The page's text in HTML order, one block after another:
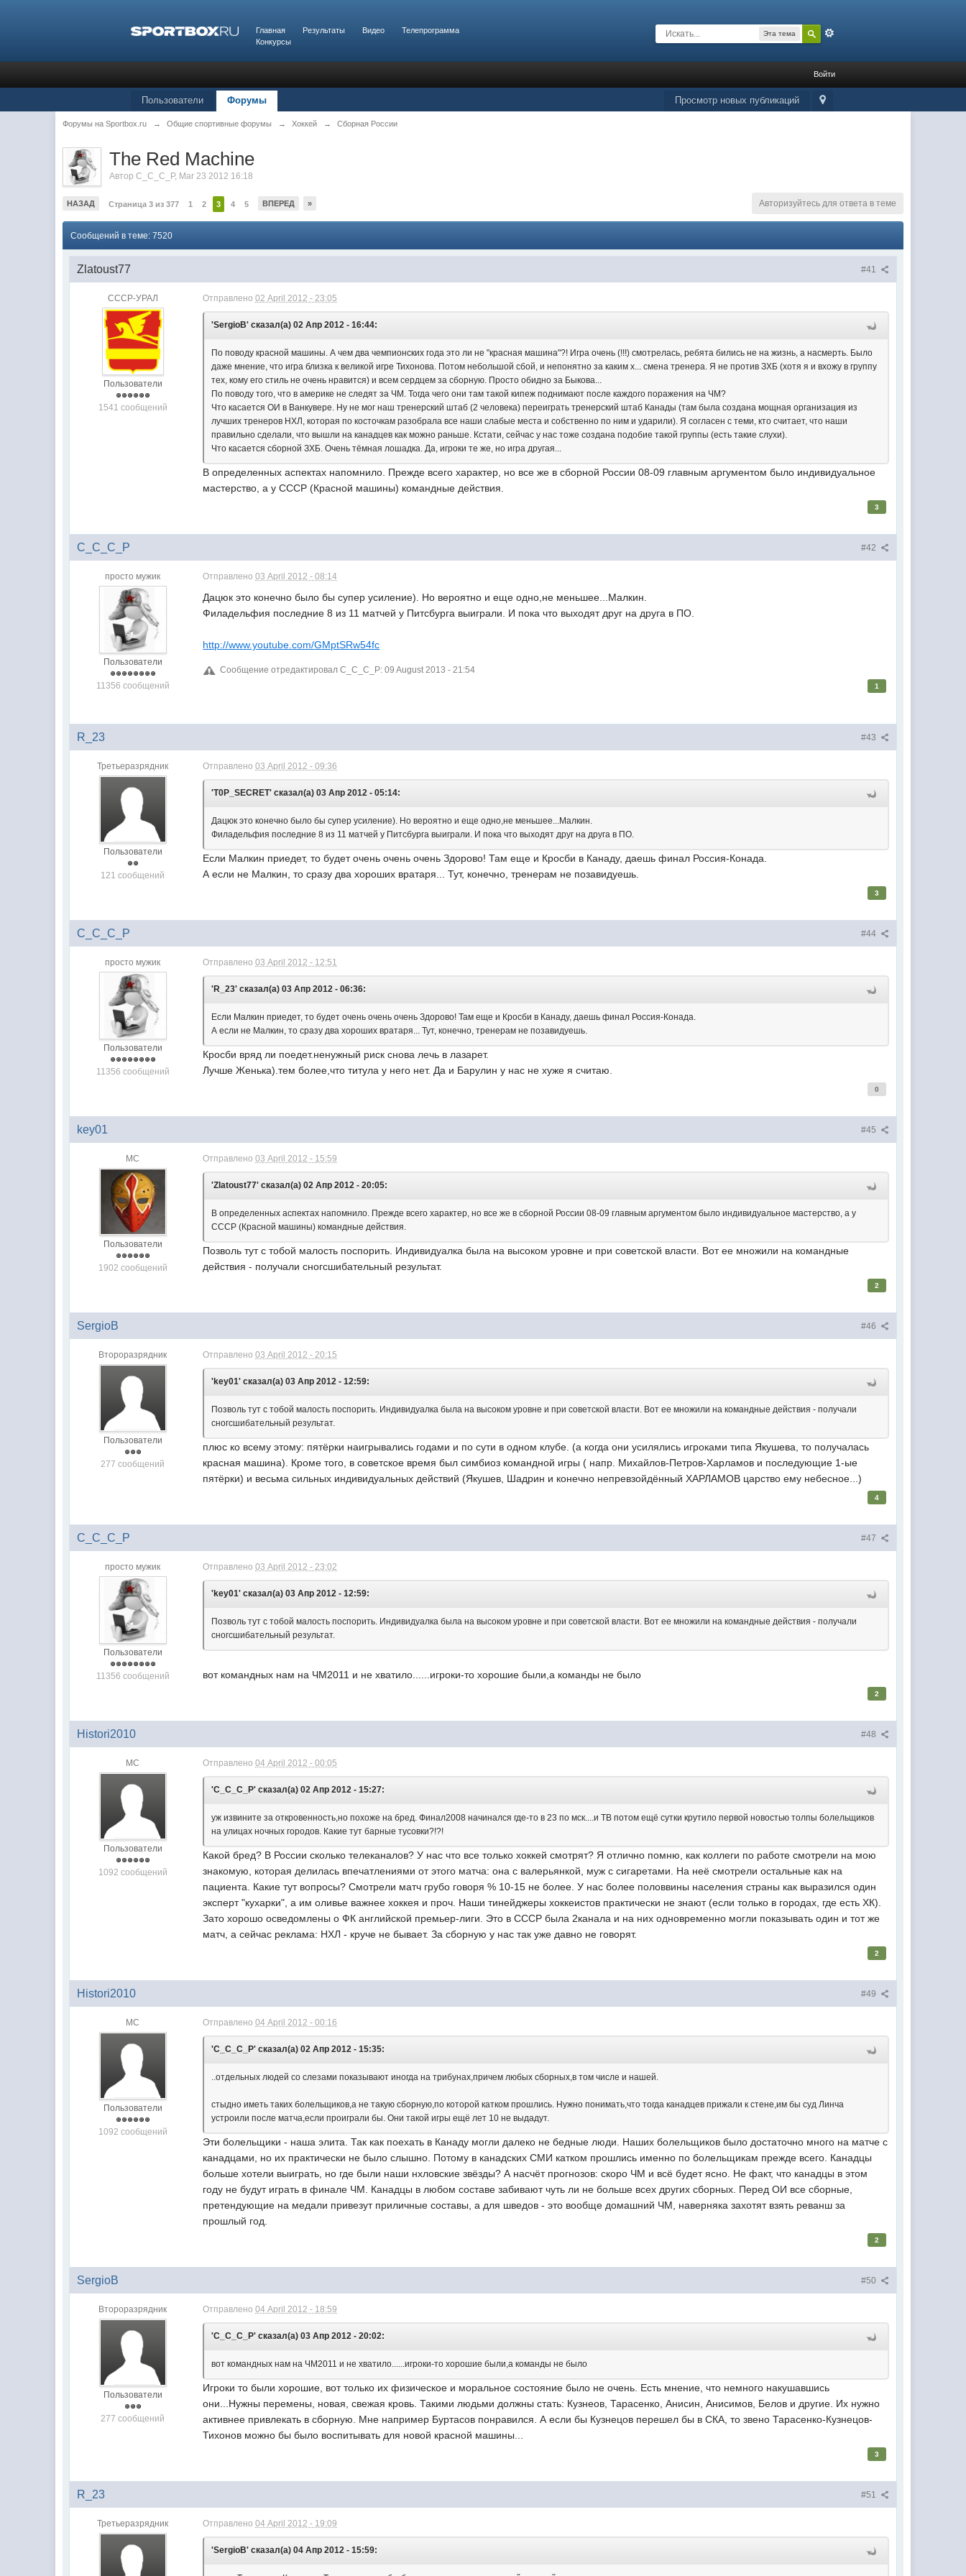
Главная Результаты Видео
Телепрограмма
Конкурсы
Эта тема
Войти
Просмотр новых публикаций
Пользователи Форумы
Форумы на Sportbox.ru → Общие спортивные форумы → Хоккей → Сборная России
The Red Machine
АвторC_C_C_P, Mar 23 2012 16:18
НАЗАД Страница 3 из 377 1 2 3 4 5 ВПЕРЕД » Авторизуйтесь для ответа в теме
Сообщений в теме: 7520
#41
Zlatoust77
СССР-УРАЛ
Пользователи
1541 сообщений
Отправлено02 April 2012 - 23:05
'SergioB' сказал(а) 02 Апр 2012 - 16:44:
По поводу красной машины. А чем два чемпионских года это ли не "красная машина"?! Игра очень (!!!) смотрелась, ребята бились не на жизнь, а насмерть. Было
даже мнение, что игра близка к великой игре Тихонова. Потом небольшой сбой, и непонятно за каким х... смена тренера. Я не против ЗХБ (хотя я и вхожу в группу
тех, кому его стиль не очень нравится) и всем сердцем за сборную. Просто обидно за Быкова...
По поводу того, что в америке не следят за ЧМ. Тогда чего они там такой кипеж поднимают после каждого поражения на ЧМ?
Что касается ОИ в Ванкувере. Ну не мог наш тренерский штаб (2 человека) переиграть тренерский штаб Канады (там была создана мощная организация из
лучших тренеров НХЛ, которая по косточкам разобрала все наши слабые места и собственно по ним и ударили). Я согласен с теми, кто считает, что наши
правильно сделали, что вышли на канадцев как можно раньше. Кстати, сейчас у нас тоже создана подобие такой группы (есть такие слухи).
Что касается сборной ЗХБ. Очень тёмная лошадка. Да, игроки те же, но игра другая...
В определенных аспектах напомнило. Прежде всего характер, но все же в сборной России 08-09 главным аргументом было индивидуальное
мастерство, а у СССР (Красной машины) командные действия.
3
#42
C_C_C_P
просто мужик
Пользователи
11356 сообщений
Отправлено03 April 2012 - 08:14
Дацюк это конечно было бы супер усиление). Но вероятно и еще одно,не меньшее...Малкин.
Филадельфия последние 8 из 11 матчей у Питсбурга выиграли. И пока что выходят друг на друга в ПО.
http://www.youtube.com/GMptSRw54fc
Сообщение отредактировал C_C_C_P: 09 August 2013 - 21:54
1
#43
R_23
Третьеразрядник
Пользователи
121 сообщений
Отправлено03 April 2012 - 09:36
'T0P_SECRET' сказал(а) 03 Апр 2012 - 05:14:
Дацюк это конечно было бы супер усиление). Но вероятно и еще одно,не меньшее...Малкин.
Филадельфия последние 8 из 11 матчей у Питсбурга выиграли. И пока что выходят друг на друга в ПО.
Если Малкин приедет, то будет очень очень очень Здорово! Там еще и Кросби в Канаду, даешь финал Россия-Конада.
А если не Малкин, то сразу два хороших вратаря... Тут, конечно, тренерам не позавидуешь.
3
#44
C_C_C_P
просто мужик
Пользователи
11356 сообщений
Отправлено03 April 2012 - 12:51
'R_23' сказал(а) 03 Апр 2012 - 06:36:
Если Малкин приедет, то будет очень очень очень Здорово! Там еще и Кросби в Канаду, даешь финал Россия-Конада.
А если не Малкин, то сразу два хороших вратаря... Тут, конечно, тренерам не позавидуешь.
Кросби вряд ли поедет.ненужный риск снова лечь в лазарет.
Лучше Женька).тем более,что титула у него нет. Да и Барулин у нас не хуже я считаю.
0
#45
key01
МС
Пользователи
1902 сообщений
Отправлено03 April 2012 - 15:59
'Zlatoust77' сказал(а) 02 Апр 2012 - 20:05:
В определенных аспектах напомнило. Прежде всего характер, но все же в сборной России 08-09 главным аргументом было индивидуальное мастерство, а у
СССР (Красной машины) командные действия.
Позволь тут с тобой малость поспорить. Индивидуалка была на высоком уровне и при советской власти. Вот ее множили на командные
действия - получали сногсшибательный результат.
2
#46
SergioB
Второразрядник
Пользователи
277 сообщений
Отправлено03 April 2012 - 20:15
'key01' сказал(а) 03 Апр 2012 - 12:59:
Позволь тут с тобой малость поспорить. Индивидуалка была на высоком уровне и при советской власти. Вот ее множили на командные действия - получали
сногсшибательный результат.
плюс ко всему этому: пятёрки наигрывались годами и по сути в одном клубе. (а когда они усилялись игроками типа Якушева, то получалась
красная машина). Кроме того, в советское время был симбиоз командной игры ( напр. Михайлов-Петров-Харламов и последующие 1-ые
пятёрки) и весьма сильных индивидуальных действий (Якушев, Шадрин и конечно непревзойдённый ХАРЛАМОВ царство ему небесное...)
4
#47
C_C_C_P
просто мужик
Пользователи
11356 сообщений
Отправлено03 April 2012 - 23:02
'key01' сказал(а) 03 Апр 2012 - 12:59:
Позволь тут с тобой малость поспорить. Индивидуалка была на высоком уровне и при советской власти. Вот ее множили на командные действия - получали
сногсшибательный результат.
вот командных нам на ЧМ2011 и не хватило......игроки-то хорошие были,а команды не было
2
#48
Histori2010
МС
Пользователи
1092 сообщений
Отправлено04 April 2012 - 00:05
'C_C_C_P' сказал(а) 02 Апр 2012 - 15:27:
уж извините за откровенность,но похоже на бред. Финал2008 начинался где-то в 23 по мск....и ТВ потом ещё сутки крутило первой новостью толпы болельщиков
на улицах ночных городов. Какие тут барные тусовки?!?!
Какой бред? В России сколько телеканалов? У нас что все только хоккей смотрят? Я отлично помню, как коллеги по работе смотрели на мою
знакомую, которая делилась впечатлениями от этого матча: она с валерьянкой, муж с сигаретами. На неё смотрели остальные как на
пациента. Какие тут вопросы? Смотрели матч грубо говоря % 10-15 не более. У нас более половвины населения страны как выразился один
эксперт "кухарки", а им оливье важнее хоккея и проч. Наши тинейджеры хоккеистов практически не знают (если только в городах, где есть ХК).
Зато хорошо осведомлены о ФК английской премьер-лиги. Это в СССР была 2канала и на них одновременно могли показывать один и тот же
матч, а сейчас реклама: НХЛ - круче не бывает. За сборную у нас так уже давно не говорят.
2
#49
Histori2010
МС
Пользователи
1092 сообщений
Отправлено04 April 2012 - 00:16
'C_C_C_P' сказал(а) 02 Апр 2012 - 15:35:
..отдельных людей со слезами показывают иногда на трибунах,причем любых сборных,в том числе и нашей.
стыдно иметь таких болельщиков,а не такую сборную,по которой катком прошлись. Нужно понимать,что тогда канадцев прижали к стене,им бы суд Линча
устроили после матча,если проиграли бы. Они такой игры ещё лет 10 не выдадут.
Эти болельщики - наша элита. Так как поехать в Канаду могли далеко не бедные люди. Наших болельщиков было достаточно много на матче с
канадцами, но их практически не было слышно. Потому в канадских СМИ катком прошлись именно по болельщикам прежде всего. Канадцы
больше хотели выиграть, но где были наши нхловские звёзды? А насчёт прогнозов: скоро ЧМ и всё будет ясно. Не факт, что канадцы в этом
году не будут играть в финале ЧМ. Канадцы в любом составе забивают чуть ли не больше всех других сборных. Перед ОИ все сборные,
претендующие на медали привезут приличные составы, а для шведов - это вообще домашний ЧМ, наверняка захотят взять реванш за
прошлый год.
2
#50
SergioB
Второразрядник
Пользователи
277 сообщений
Отправлено04 April 2012 - 18:59
'C_C_C_P' сказал(а) 03 Апр 2012 - 20:02:
вот командных нам на ЧМ2011 и не хватило......игроки-то хорошие были,а команды не было
Игроки то были хорошие, вот только их физическое и моральное состояние было не очень. Есть мнение, что немного накушавшись
они...Нужны перемены, новая, свежая кровь. Такими людьми должны стать: Кузнеов, Тарасенко, Анисин, Анисимов, Белов и другие. Их нужно
активнее привлекать в сборную. Мне например Буртасов понравился. А если бы Кузнецов перешел бы в СКА, то звено Тарасенко-Кузнецов-
Тихонов можно бы было воспитывать для новой красной машины...
3
#51
R_23
Третьеразрядник Отправлено04 April 2012 - 19:09
'SergioB' сказал(а) 04 Апр 2012 - 15:59: